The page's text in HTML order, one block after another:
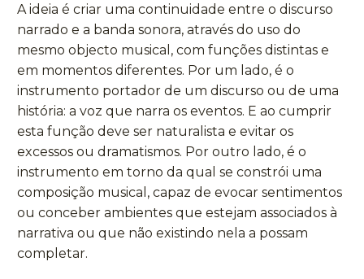
A ideia é criar uma continuidade entre o discurso
narrado e a banda sonora, através do uso do
mesmo objecto musical, com funções distintas e
em momentos diferentes. Por um lado, é o
instrumento portador de um discurso ou de uma
história: a voz que narra os eventos. E ao cumprir
esta função deve ser naturalista e evitar os
excessos ou dramatismos. Por outro lado, é o
instrumento em torno da qual se constrói uma
composição musical, capaz de evocar sentimentos
ou conceber ambientes que estejam associados à
narrativa ou que não existindo nela a possam
completar.